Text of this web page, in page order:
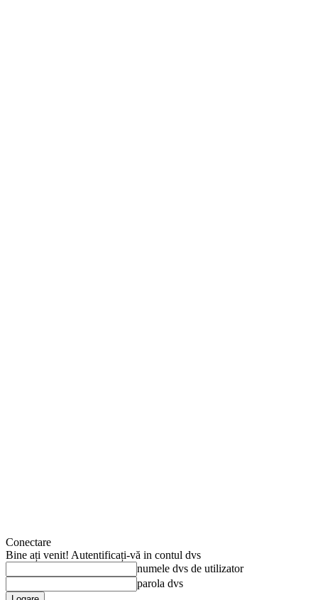
Conectare
Bine ați venit! Autentificați-vă in contul dvs
numele dvs de utilizator
parola dvs